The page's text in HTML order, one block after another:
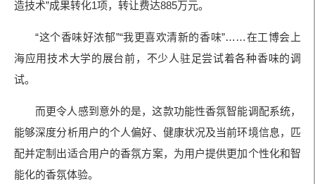
造技术”成果转化1项，转让费达885万元。
“这个香味好浓郁”“我更喜欢清新的香味”……在工博会上
海应用技术大学的展台前，不少人驻足尝试着各种香味的调
试。
而更令人感到意外的是，这款功能性香氛智能调配系统，
能够深度分析用户的个人偏好、健康状况及当前环境信息，匹
配并定制出适合用户的香氛方案，为用户提供更加个性化和智
能化的香氛体验。